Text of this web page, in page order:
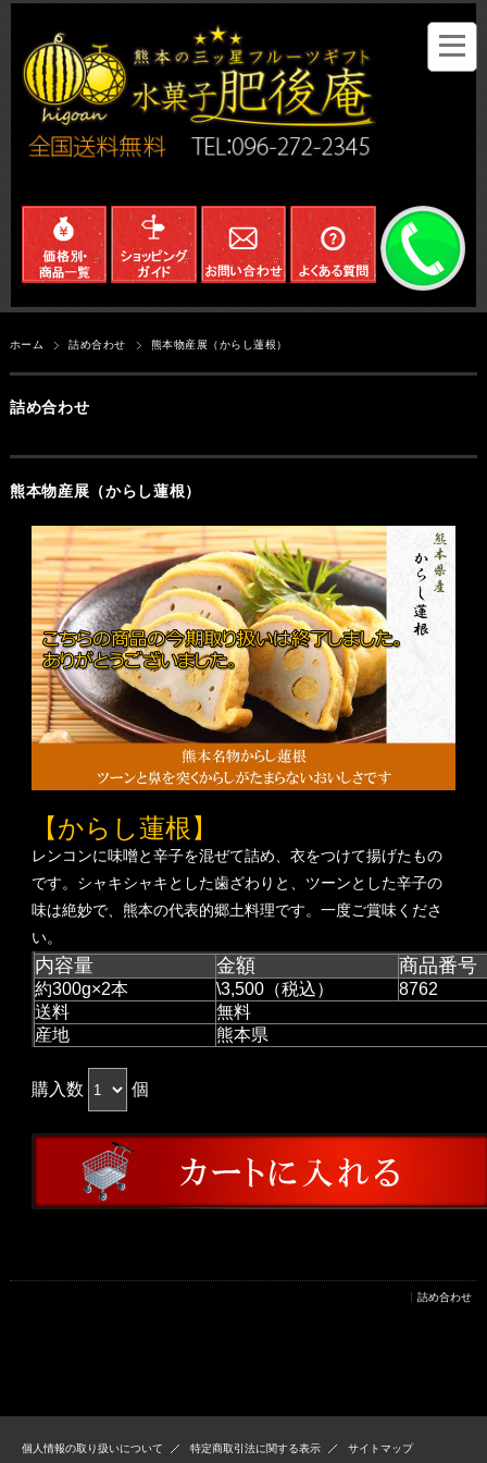
ホーム 詰め合わせ 熊本物産展（からし蓮根）
詰め合わせ
熊本物産展（からし蓮根）
【からし蓮根】
レンコンに味噌と辛子を混ぜて詰め、衣をつけて揚げたもの
です。シャキシャキとした歯ざわりと、ツーンとした辛子の
味は絶妙で、熊本の代表的郷土料理です。一度ご賞味くださ
い。
内容量 金額 商品番号
約300g×2本 \3,500（税込）
8762
送料
無料
産地
熊本県
購入数 個
詰め合わせ
個人情報の取り扱いについて 特定商取引法に関する表示 サイトマップ